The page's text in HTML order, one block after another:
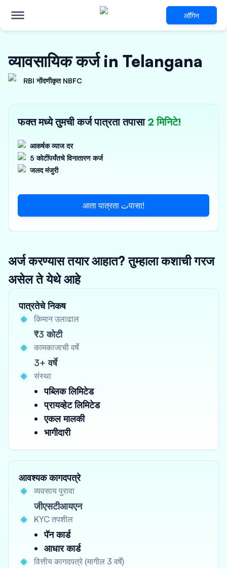
लॉगिन
व्यावसायिक कर्ज in Telangana
RBI नोंदणीकृत NBFC
फक्त मध्ये तुमची कर्ज पात्रता तपासा 2 मिनिटे!
आकर्षक व्याज दर
5 कोटींपर्यंतचे विनातारण कर्ज
जलद मंजुरी
आता पात्रता تपासा!
अर्ज करण्यास तयार आहात? तुम्हाला कशाची गरज
असेल ते येथे आहे
पात्रतेचे निकष
किमान उलाढाल
₹3 कोटी
कामकाजाची वर्षे
3+ वर्षे
संस्था
पब्लिक लिमिटेड
प्रायव्हेट लिमिटेड
एकल मालकी
भागीदारी
आवश्यक कागदपत्रे
व्यवसाय पुरावा
जीएसटीआयएन
KYC तपशील
पॅन कार्ड
आधार कार्ड
वित्तीय कागदपत्रे (मागील 3 वर्षे)